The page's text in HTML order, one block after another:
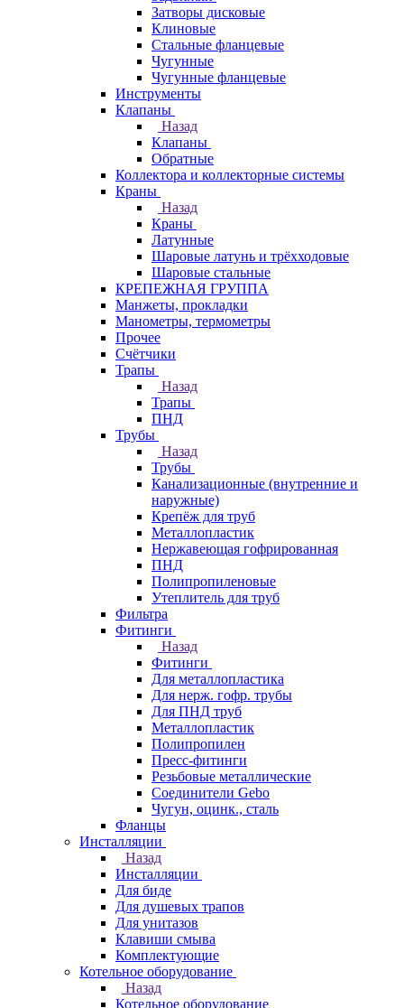
Затворы дисковые
Клиновые
Стальные фланцевые
Чугунные
Чугунные фланцевые
Инструменты
Клапаны
Назад
Клапаны
Обратные
Коллектора и коллекторные системы
Краны
Назад
Краны
Латунные
Шаровые латунь и трёхходовые
Шаровые стальные
КРЕПЕЖНАЯ ГРУППА
Манжеты, прокладки
Манометры, термометры
Прочее
Счётчики
Трапы
Назад
Трапы
ПНД
Трубы
Назад
Трубы
Канализационные (внутренние и
наружные)
Крепёж для труб
Металлопластик
Нержавеющая гофрированная
ПНД
Полипропиленовые
Утеплитель для труб
Фильтра
Фитинги
Назад
Фитинги
Для металлопластика
Для нерж. гофр. трубы
Для ПНД труб
Металлопластик
Полипропилен
Пресс-фитинги
Резьбовые металлические
Соединители Gebo
Чугун, оцинк., сталь
Фланцы
Инсталляции
Назад
Инсталляции
Для биде
Для душевых трапов
Для унитазов
Клавиши смыва
Комплектующие
Котельное оборудование
Назад
Котельное оборудование